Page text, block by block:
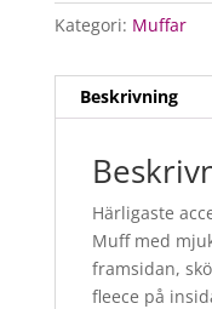
Kategori: Muffar
Beskrivning
Härligaste
Muff med
framsidan,
fleece på